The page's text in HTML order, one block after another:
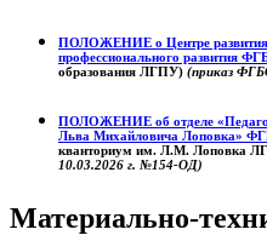
ПОЛОЖЕНИЕ о Центре
профессионального развития
образования ЛГПУ) (приказ
ПОЛОЖЕНИЕ об отделе
Льва Михайловича Лоповка»
кванториум им. Л.М. Лоповка
10.03.2026 г. №154-ОД)
Материально-